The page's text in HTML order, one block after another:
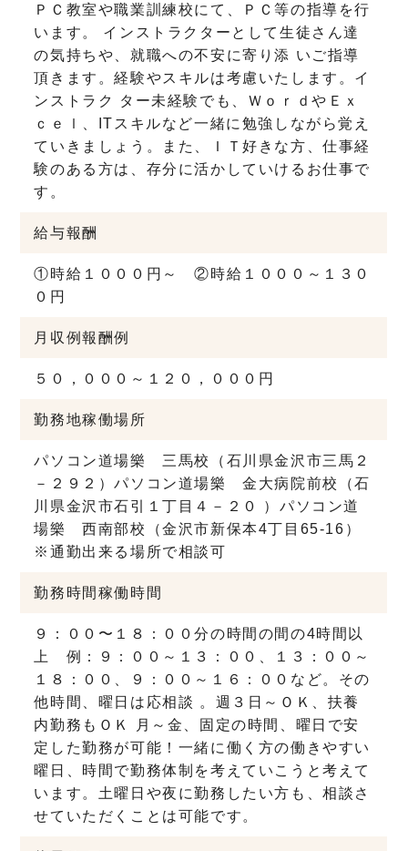
ＰＣ教室や職業訓練校にて、ＰＣ等の指導を行
います。 インストラクターとして生徒さん達
の気持ちや、就職への不安に寄り添 いご指導
頂きます。経験やスキルは考慮いたします。イ
ンストラク ター未経験でも、ＷｏｒｄやＥｘ
ｃｅｌ、ITスキルなど一緒に勉強しながら覚え
ていきましょう。また、ＩＴ好きな方、仕事経
験のある方は、存分に活かしていけるお仕事で
す。
給与報酬
①時給１０００円～ ②時給１０００～１３０
０円
月収例報酬例
５０，０００～１２０，０００円
勤務地稼働場所
パソコン道場樂 三馬校（石川県金沢市三馬２
－２９２）パソコン道場樂 金大病院前校（石
川県金沢市石引１丁目４－２０ ）パソコン道
場樂 西南部校（金沢市新保本4丁目65-16）
※通勤出来る場所で相談可
勤務時間 稼働時間
９：００〜１８：００分の時間の間の4時間以
上 例：９：００～１３：００、１３：００～
１８：００、９：００～１６：００など。その
他時間、曜日は応相談 。週３日～ＯＫ、扶養
内勤務もＯＫ 月～金、固定の時間、曜日で安
定した勤務が可能！一緒に働く方の働きやすい
曜日、時間で勤務体制を考えていこうと考えて
います。土曜日や夜に勤務したい方も、相談さ
せていただくことは可能です。